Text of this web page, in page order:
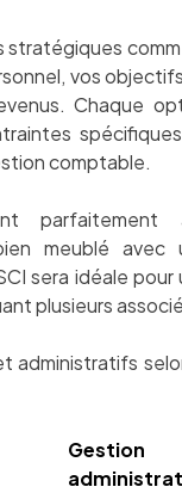
stratégiques
vos
Chaque
comptable.
parfaitement
meublé avec
sera idéale pour
plusieurs
administratifs
Gestion